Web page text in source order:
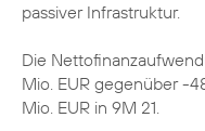
passiver Infrastruktur.
Die
Mio. EUR gegenüber -
Mio. EUR in 9M 21.